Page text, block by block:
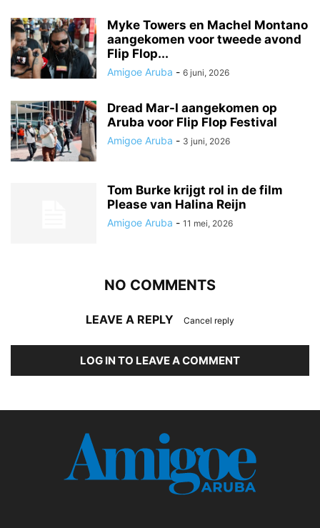
Myke Towers en Machel Montano
aangekomen voor tweede avond
Flip Flop...
Amigoe Aruba - 6 juni, 2026
Dread Mar-I aangekomen op
Aruba voor Flip Flop Festival
Amigoe Aruba - 3 juni, 2026
Tom Burke krijgt rol in de film
Please van Halina Reijn
Amigoe Aruba - 11 mei, 2026
NO COMMENTS
LEAVE A REPLY Cancel reply
LOG IN TO LEAVE A COMMENT